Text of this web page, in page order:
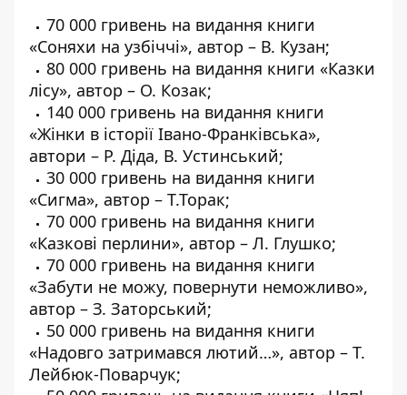
70 000 гривень на видання книги
«Соняхи на узбіччі», автор – В. Кузан;
80 000 гривень на видання книги «Казки
лісу», автор – О. Козак;
140 000 гривень на видання книги
«Жінки в історії Івано-Франківська»,
автори – Р. Діда, В. Устинський;
30 000 гривень на видання книги
«Сигма», автор – Т.Торак;
70 000 гривень на видання книги
«Казкові перлини», автор – Л. Глушко;
70 000 гривень на видання книги
«Забути не можу, повернути неможливо»,
автор – З. Заторський;
50 000 гривень на видання книги
«Надовго затримався лютий…», автор – Т.
Лейбюк-Поварчук;